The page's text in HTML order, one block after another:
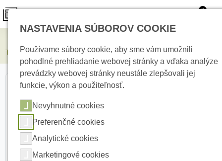
0
Termofol stropný infračervený panel TF-SWPO450/618
NASTAVENIA SÚBOROV COOKIE
Používame súbory cookie, aby sme vám umožnili
pohodlné prehliadanie webovej stránky a vďaka analýze
prevádzky webovej stránky neustále zlepšovali jej
funkcie, výkon a použiteľnosť.
Nevyhnutné cookies
Preferenčné cookies
Analytické cookies
Marketingové cookies